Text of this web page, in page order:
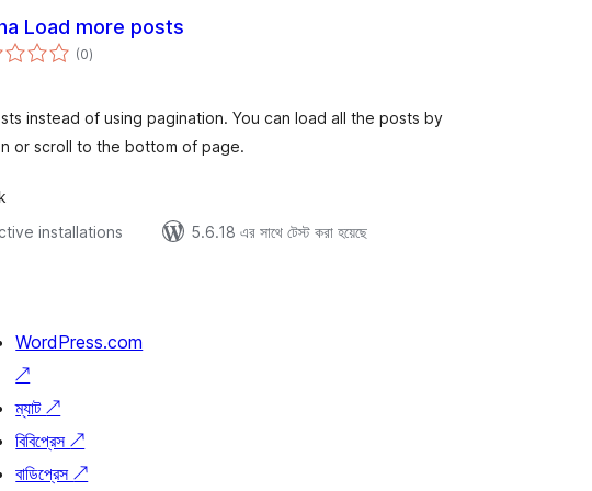
Load more posts
(0total
ratings
)
instead of using pagination. You can load all the posts by
or scroll to the bottom of page.
installations
5.6.18 এর সাথে টেস্ট করা হয়েছে
WordPress.com
↗
ম্যাট↗
বিবিপ্রেস↗
বাডিপ্রেস↗